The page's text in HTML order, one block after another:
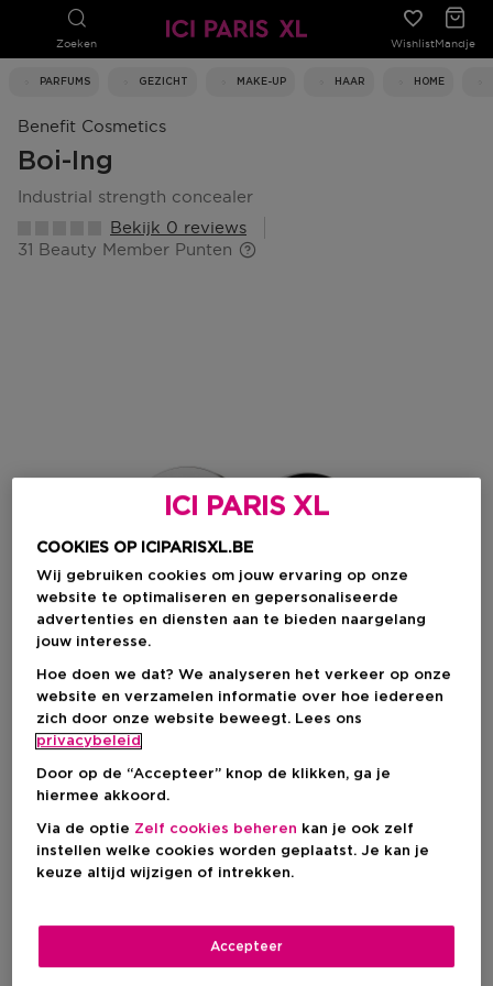
Zoeken WishlistMandje
PARFUMS GEZICHT MAKE-UP HAAR HOME
Benefit Cosmetics
Boi-Ing
industrial strength concealer
Bekijk 0 reviews
31 Beauty Member Punten
Kies je kleur
Op voorraad
€ 31,26
IN WINKELMANDJE
ICI PARIS XL
COOKIES OP ICIPARISXL.BE
Wij gebruiken cookies om jouw ervaring op onze
website te optimaliseren en gepersonaliseerde
advertenties en diensten aan te bieden naargelang
jouw interesse.
Hoe doen we dat? We analyseren het verkeer op onze
website en verzamelen informatie over hoe iedereen
zich door onze website beweegt. Lees ons
privacybeleid
Door op de “Accepteer” knop de klikken, ga je
hiermee akkoord.
Via de optie Zelf cookies beheren kan je ook zelf
instellen welke cookies worden geplaatst. Je kan je
keuze altijd wijzigen of intrekken.
Accepteer